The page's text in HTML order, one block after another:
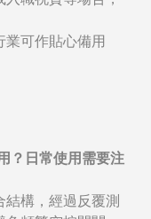
業可作貼心備用
？日常使用需要注
構，經過反覆測